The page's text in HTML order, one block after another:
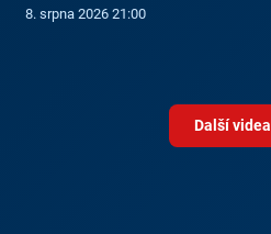
8. srpna 2026 21:00
Další videa